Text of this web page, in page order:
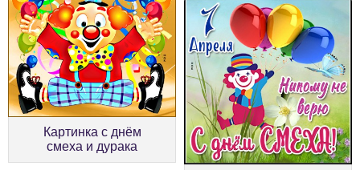
Картинка с днём
смеха и дурака